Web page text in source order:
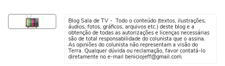
Blog Sala de TV - Todo o conteúdo (textos, ilustrações,
áudios, fotos, gráficos, arquivos etc.) deste blog e a
obtenção de todas as autorizações e licenças necessárias
são de total responsabilidade do colunista que o assina.
As opiniões do colunista não representam a visão do
Terra. Qualquer dúvida ou reclamação, favor contatá-lo
diretamente no e-mail beniciojeff@gmail.com.